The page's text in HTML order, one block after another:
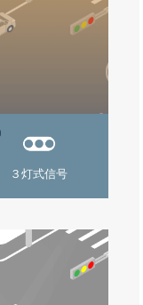
３灯式信号